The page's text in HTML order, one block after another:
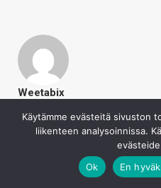
Weetabix
Periaatteessa jos toiminto
niin radeonilla saattaa
NVIDIAn vanhemmilla
Erinomainen lisä
Käytämme evästeitä sivuston
liikenteen analysoinnissa.
Ok
En